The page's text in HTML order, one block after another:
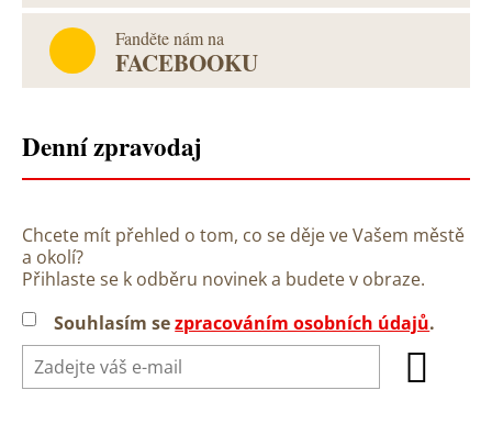
Fanděte nám na
FACEBOOKU
Denní zpravodaj
Chcete mít přehled o tom, co se děje ve Vašem městě
a okolí?
Přihlaste se k odběru novinek a budete v obraze.
Souhlasím sezpracováním osobních údajů.